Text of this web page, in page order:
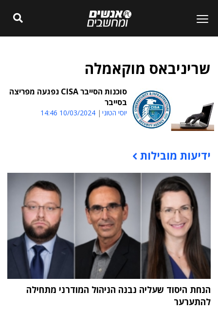
שריניבאס מוקאמלה
סוכנות הסייבר CISA נפגעה מפריצה
בסייבר
יוסי הטוני 10/03/2024 14:46
תוכן פרסומי
ידיעות מובילות
הנחת היסוד שעליה נבנה הניהול המודרני מתחילה
להתערער